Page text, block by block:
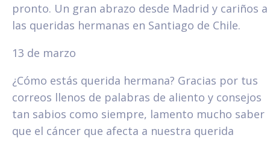
pronto. Un gran abrazo desde Madrid y cariños a
las queridas hermanas en Santiago de Chile.
13 de marzo
¿Cómo estás querida hermana? Gracias por tus
correos llenos de palabras de aliento y consejos
tan sabios como siempre, lamento mucho saber
que el cáncer que afecta a nuestra querida